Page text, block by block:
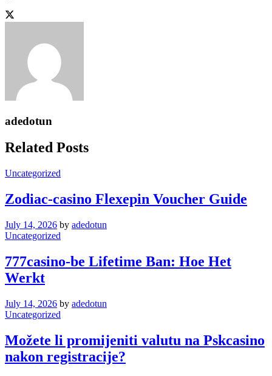
adedotun
Related Posts
Uncategorized
Zodiac-casino Flexepin Voucher Guide
July 14, 2026 by adedotun
Uncategorized
777casino-be Lifetime Ban: Hoe Het
Werkt
July 14, 2026 by adedotun
Uncategorized
Možete li promijeniti valutu na Pskcasino
nakon registracije?